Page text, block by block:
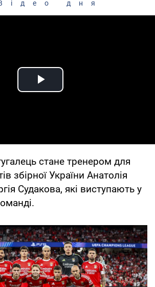
дня
Play Video
стане тренером для
збірної України Анатолія
Судакова, які виступають у